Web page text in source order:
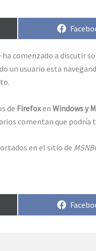
ha comenzado a discutir
un usuario esta
de Firefoxen Windows y
comentan que
en el sitio de